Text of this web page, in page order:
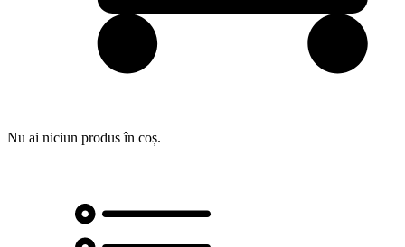
Nu ai niciun produs în coș.